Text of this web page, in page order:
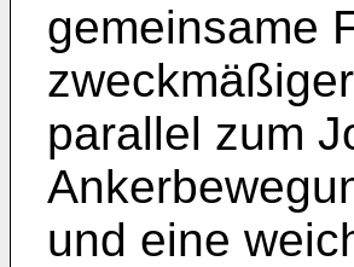
gemeinsame
parallel zum
und eine